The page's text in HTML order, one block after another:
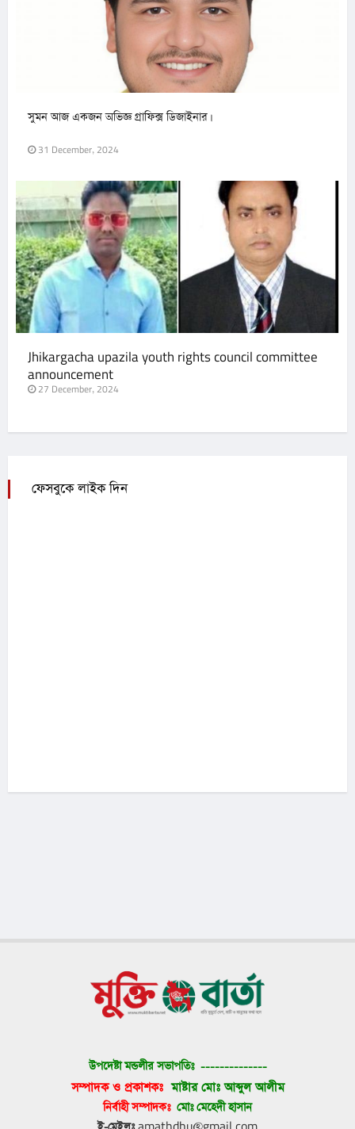
সুমন আজ একজন অভিজ্ঞ গ্রাফিক্স ডিজাইনার।
31 December, 2024
Jhikargacha upazila youth rights council committee
announcement
27 December, 2024
ফেসবুকে লাইক দিন
উপদেষ্টা মন্ডলীর সভাপতিঃ --------------
সম্পাদক ও প্রকাশকঃ মাষ্টার মোঃ আব্দুল আলীম
নির্বাহী সম্পাদকঃ মোঃ মেহেদী হাসান